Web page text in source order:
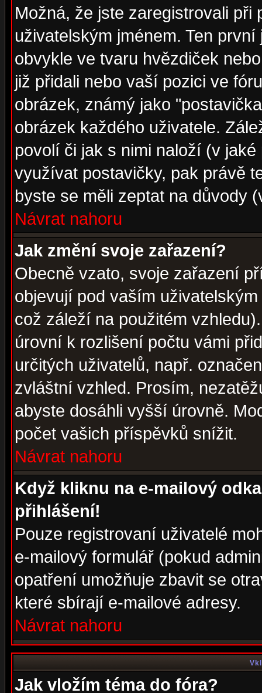
Možná, že jste zaregistrovali
uživatelským jménem. Ten
obvykle ve tvaru hvězdiček
již přidali nebo vaší pozici ve
obrázek, známý jako
obrázek každého uživatele.
povolí či jak s nimi naloží (v
využívat postavičky, pak právě
byste se měli zeptat na důvody
Návrat nahoru
Jak změní svoje zařazení?
Obecně vzato, svoje zařazení
objevují pod vaším
což záleží na použitém
úrovní k rozlišení počtu vámi
určitých uživatelů, např.
zvláštní vzhled. Prosím,
abyste dosáhli vyšší úrovně.
počet vašich příspěvků snížit.
Návrat nahoru
Když kliknu na e-mailový
přihlášení!
Pouze registrovaní uživatelé
e-mailový formulář (pokud
opatření umožňuje zbavit se
které sbírají e-mailové adresy.
Návrat nahoru
Jak vložím téma do fóra?